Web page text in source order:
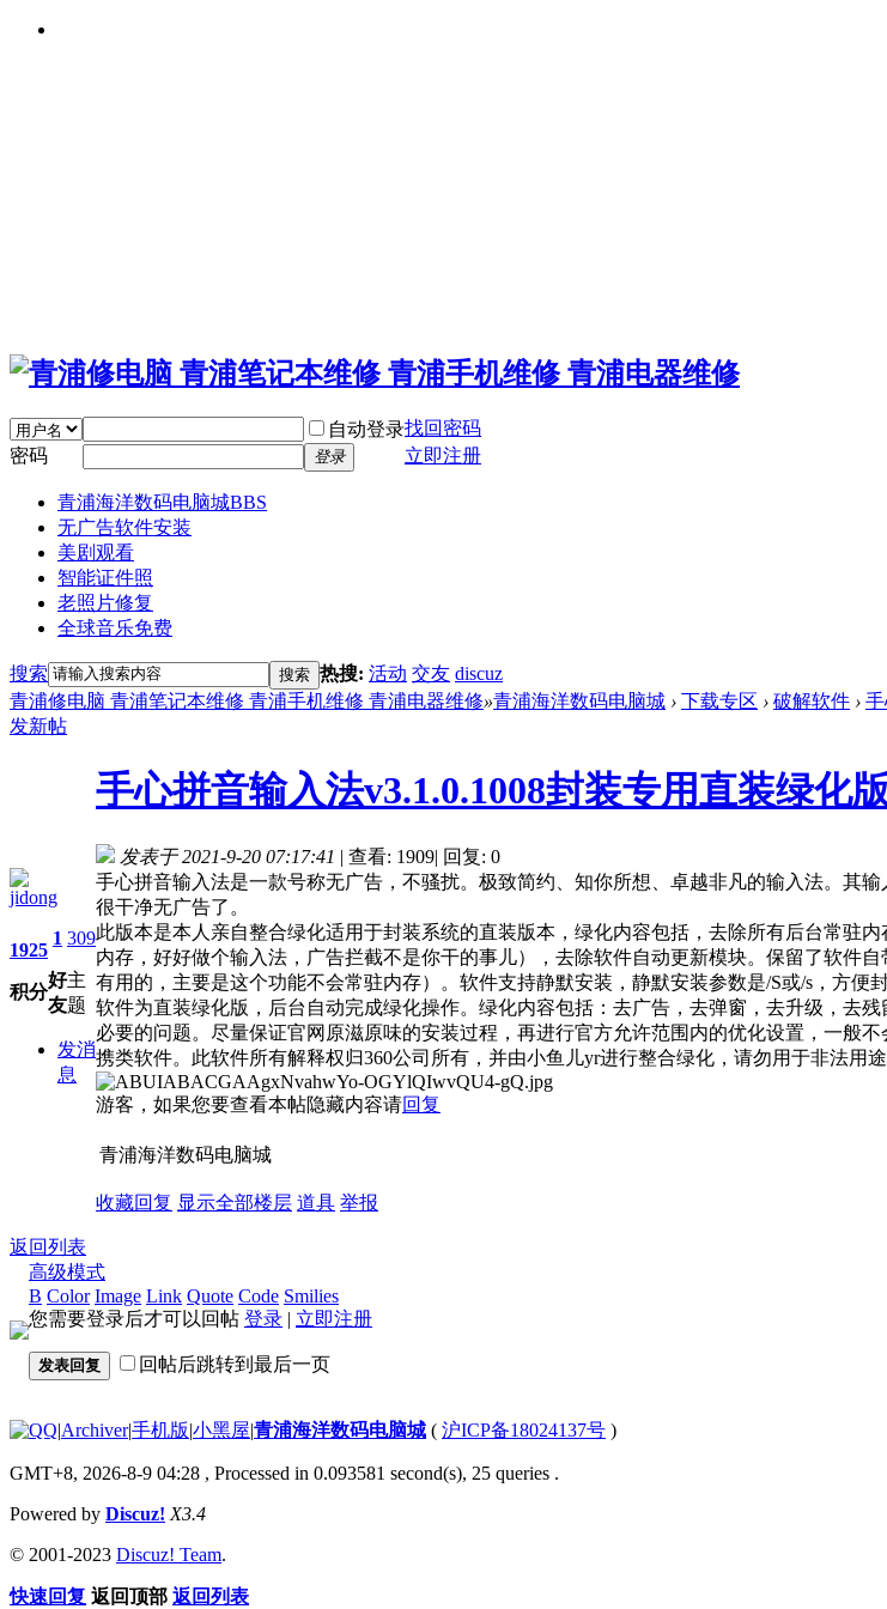
自动登录找回密码
密码
登录 立即注册
青浦海洋数码电脑城BBS
无广告软件安装
美剧观看
智能证件照
老照片修复
全球音乐免费
搜索 搜索 热搜: 活动 交友 discuz
青浦修电脑 青浦笔记本维修 青浦手机维修 青浦电器维修»青浦海洋数码电脑城 › 下载专区 › 破解软件 ›
发新帖
jidong
1925
积分
1
好
友
309
主
题
发消
息
手心拼音输入法v3.1.0.1008封装专用直装绿化
发表于 2021-9-20 07:17:41 | 查看: 1909| 回复: 0
手心拼音输入法是一款号称无广告，不骚扰。极致简约、知你所想、卓越非凡的输入法。其
很干净无广告了。
此版本是本人亲自整合绿化适用于封装系统的直装版本，绿化内容包括，去除所有后台常驻
内存，好好做个输入法，广告拦截不是你干的事儿），去除软件自动更新模块。保留了软件
有用的，主要是这个功能不会常驻内存）。软件支持静默安装，静默安装参数是/S或/s，方便
软件为直装绿化版，后台自动完成绿化操作。绿化内容包括：去广告，去弹窗，去升级，去
必要的问题。尽量保证官网原滋原味的安装过程，再进行官方允许范围内的优化设置，一般
携类软件。此软件所有解释权归360公司所有，并由小鱼儿yr进行整合绿化，请勿用于非法用
游客，如果您要查看本帖隐藏内容请回复
青浦海洋数码电脑城
收藏回复 显示全部楼层 道具 举报
返回列表
高级模式
B Color Image Link Quote Code Smilies
您需要登录后才可以回帖 登录 | 立即注册
发表回复 回帖后跳转到最后一页
|Archiver|手机版|小黑屋|青浦海洋数码电脑城 ( 沪ICP备18024137号 )
GMT+8, 2026-8-9 04:28 , Processed in 0.093581 second(s), 25 queries .
Powered by Discuz! X3.4
© 2001-2023 Discuz! Team.
快速回复 返回顶部 返回列表